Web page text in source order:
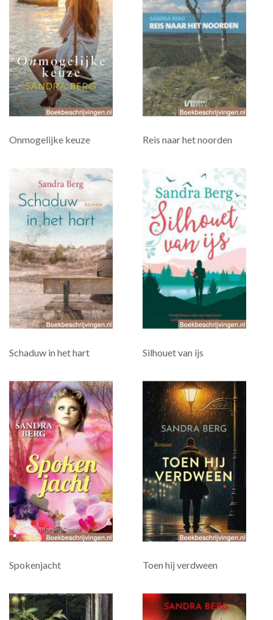
Onmogelijke keuze Reis naar het noorden
Schaduw in het hart Silhouet van ijs
Spokenjacht Toen hij verdween